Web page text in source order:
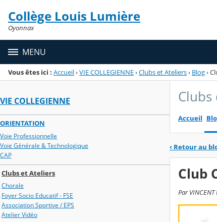
Menu de la rubrique
Contenu
Collège Louis Lumière
Oyonnax
MENU
Vous êtes ici : Accueil›VIE COLLEGIENNE›Clubs et Ateliers› Blog›
VIE COLLEGIENNE
ORIENTATION
Voie Professionnelle
Voie Générale & Technologique
CAP
Clubs et Ateliers
Chorale
Foyer Socio Educatif - FSE
Association Sportive / EPS
Atelier Vidéo
Accueil
‹ Retour au
Club
Par